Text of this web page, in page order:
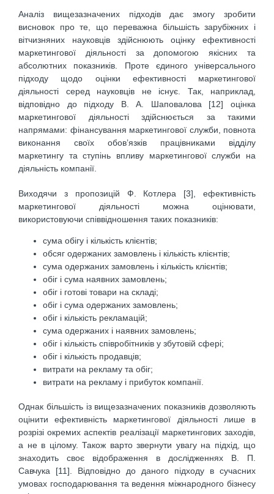
Аналіз вищезазначених підходів дає змогу зробити
висновок про те, що переважна більшість зарубіжних і
вітчизняних науковців здійснюють оцінку ефективності
маркетингової діяльності за допомогою якісних та
абсолютних показників. Проте єдиного універсального
підходу щодо оцінки ефективності маркетингової
діяльності серед науковців не існує. Так, наприклад,
відповідно до підходу В. А. Шаповалова [12] оцінка
маркетингової діяльності здійснюється за такими
напрямами: фінансування маркетингової служби, повнота
виконання своїх обов’язків працівниками відділу
маркетингу та ступінь впливу маркетингової служби на
діяльність компанії.
Виходячи з пропозицій Ф. Котлера [3], ефективність
маркетингової діяльності можна оцінювати,
використовуючи співвідношення таких показників:
сума обігу і кількість клієнтів;
обсяг одержаних замовлень і кількість клієнтів;
сума одержаних замовлень і кількість клієнтів;
обіг і сума наявних замовлень;
обіг і готові товари на складі;
обіг і сума одержаних замовлень;
обіг і кількість рекламацій;
сума одержаних і наявних замовлень;
обіг і кількість співробітників у збутовій сфері;
обіг і кількість продавців;
витрати на рекламу та обіг;
витрати на рекламу і прибуток компанії.
Однак більшість із вищезазначених показників дозволяють
оцінити ефективність маркетингової діяльності лише в
розрізі окремих аспектів реалізації маркетингових заходів,
а не в цілому. Також варто звернути увагу на підхід, що
знаходить своє відображення в дослідженнях В. П.
Савчука [11]. Відповідно до даного підходу в сучасних
умовах господарювання та ведення міжнародного бізнесу